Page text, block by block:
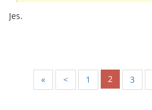
Jes.
« < 1 2 3